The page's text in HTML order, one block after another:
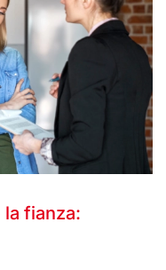
fianza: